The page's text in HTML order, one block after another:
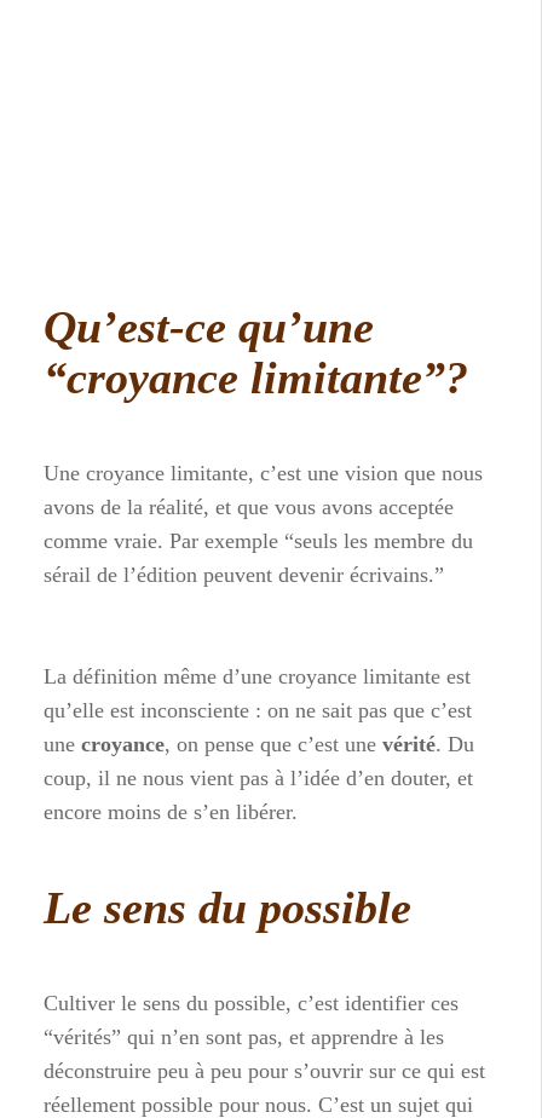
Qu’est-ce qu’une
“croyance limitante”?
Une croyance limitante, c’est une vision que nous
avons de la réalité, et que vous avons acceptée
comme vraie. Par exemple “seuls les membre du
sérail de l’édition peuvent devenir écrivains.”
La définition même d’une croyance limitante est
qu’elle est inconsciente : on ne sait pas que c’est
une croyance, on pense que c’est une vérité. Du
coup, il ne nous vient pas à l’idée d’en douter, et
encore moins de s’en libérer.
Le sens du possible
Cultiver le sens du possible, c’est identifier ces
“vérités” qui n’en sont pas, et apprendre à les
déconstruire peu à peu pour s’ouvrir sur ce qui est
réellement possible pour nous. C’est un sujet qui